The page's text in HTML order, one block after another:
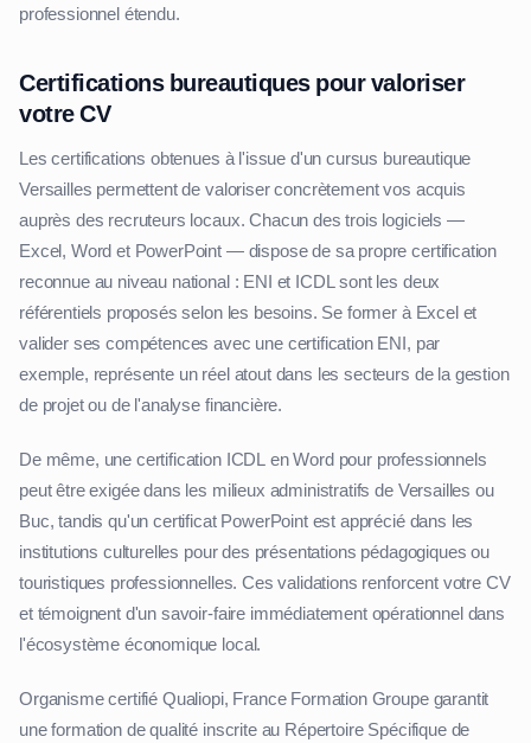
professionnel étendu.
Certifications bureautiques pour valoriser
votre CV
Les certifications obtenues à l'issue d'un cursus bureautique
Versailles permettent de valoriser concrètement vos acquis
auprès des recruteurs locaux. Chacun des trois logiciels —
Excel, Word et PowerPoint — dispose de sa propre certification
reconnue au niveau national : ENI et ICDL sont les deux
référentiels proposés selon les besoins. Se former à Excel et
valider ses compétences avec une certification ENI, par
exemple, représente un réel atout dans les secteurs de la gestion
de projet ou de l'analyse financière.
De même, une certification ICDL en Word pour professionnels
peut être exigée dans les milieux administratifs de Versailles ou
Buc, tandis qu'un certificat PowerPoint est apprécié dans les
institutions culturelles pour des présentations pédagogiques ou
touristiques professionnelles. Ces validations renforcent votre CV
et témoignent d'un savoir-faire immédiatement opérationnel dans
l'écosystème économique local.
Organisme certifié Qualiopi, France Formation Groupe garantit
une formation de qualité inscrite au Répertoire Spécifique de